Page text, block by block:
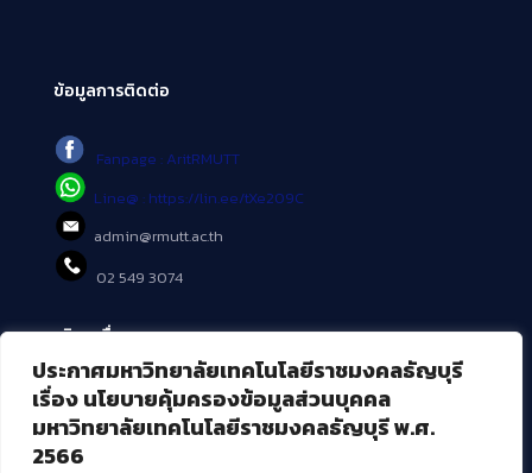
ประกาศมหาวิทยาลัยเทคโนโลยีราชมงคลธัญบุรี
เรื่อง นโยบายคุ้มครองข้อมูลส่วนบุคคล
มหาวิทยาลัยเทคโนโลยีราชมงคลธัญบุรี พ.ศ.
2566
ข้อมูลการติดต่อ
Fanpage : AritRMUTT
Line@ : https://lin.ee/tXe209C
admin@rmutt.ac.th
02 549 3074
บริการอื่นๆ ของ สวส.
ศูนย์สื่อดิจิทัล
ศูนย์นวัตกรรมและความรู้
ศูนย์พัฒนาและบริการนวัตกรรมดิจิทัล
สมัยใหม่ (MoSeC)